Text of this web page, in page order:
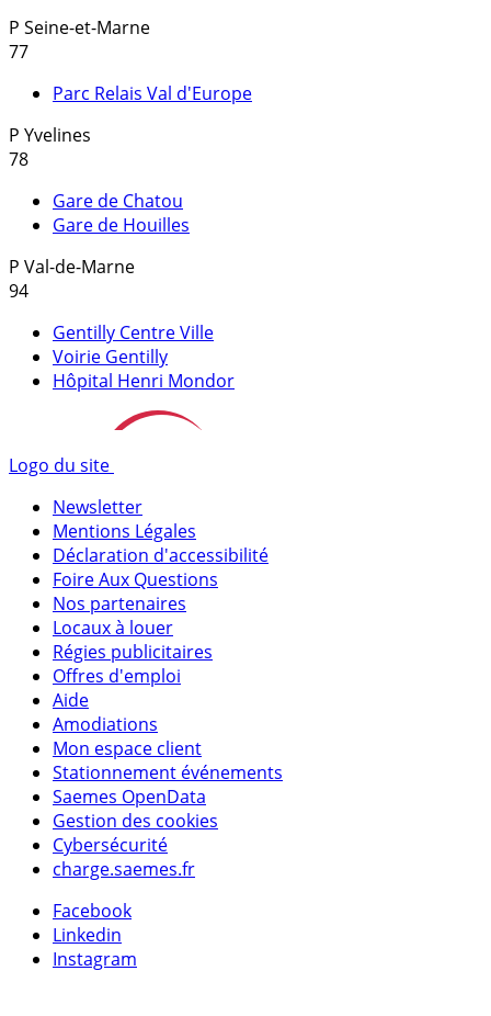
P Seine-et-Marne
77
Parc Relais Val d'Europe
P Yvelines
78
Gare de Chatou
Gare de Houilles
P Val-de-Marne
94
Gentilly Centre Ville
Voirie Gentilly
Hôpital Henri Mondor
Logo du site
Newsletter
Mentions Légales
Déclaration d'accessibilité
Foire Aux Questions
Nos partenaires
Locaux à louer
Régies publicitaires
Offres d'emploi
Aide
Amodiations
Mon espace client
Stationnement événements
Saemes OpenData
Gestion des cookies
Cybersécurité
charge.saemes.fr
Facebook
Linkedin
Instagram